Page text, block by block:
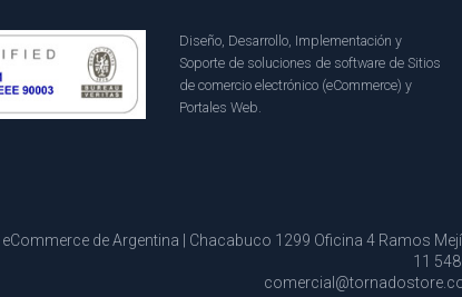
Diseño, Desarrollo, Implementación y
Soporte de soluciones de software de Sitios
de comercio electrónico (eCommerce) y
Portales Web.
de Argentina | Chacabuco 1299 Oficina 4 Ramos
11